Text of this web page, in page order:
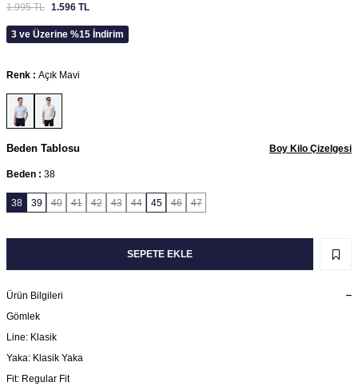
1.995TL 1.596 TL
3 ve Üzerine %15 İndirim
Renk : Açık Mavi
Beden Tablosu Boy Kilo Çizelgesi
Beden : 38
38 39 40 41 42 43 44 45 46 47
SEPETE EKLE
Ürün Bilgileri
Gömlek
Line: Klasik
Yaka: Klasik Yaka
Fit: Regular Fit